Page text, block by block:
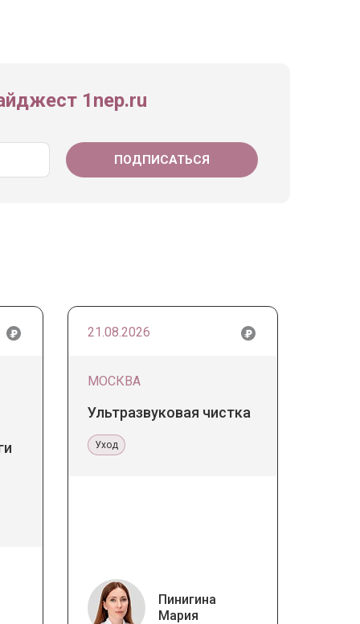
1nep.ru
21.08.2026
МОСКВА
Ультразвуковая чистка
Уход
Пинигина
Мария